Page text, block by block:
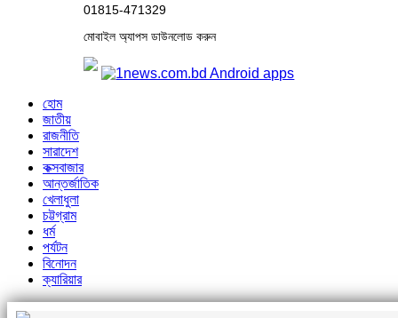
01815-471329
মোবাইল অ্যাপস ডাউনলোড করুন
হোম
জাতীয়
রাজনীতি
সারাদেশ
কক্সবাজার
আন্তর্জাতিক
খেলাধুলা
চট্টগ্রাম
ধর্ম
পর্যটন
বিনোদন
ক্যারিয়ার